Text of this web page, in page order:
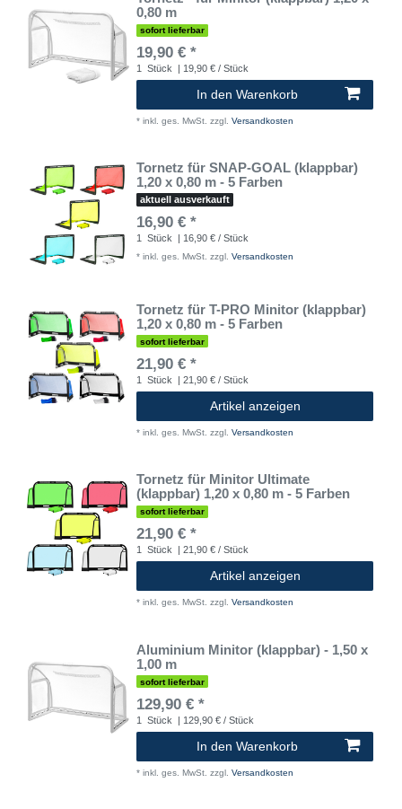
0,80 m
sofort lieferbar
19,90 € *
1 Stück | 19,90 € / Stück
In den Warenkorb
* inkl. ges. MwSt. zzgl. Versandkosten
Tornetz für SNAP-GOAL (klappbar)
1,20 x 0,80 m - 5 Farben
aktuell ausverkauft
16,90 € *
1 Stück | 16,90 € / Stück
* inkl. ges. MwSt. zzgl. Versandkosten
Tornetz für T-PRO Minitor (klappbar)
1,20 x 0,80 m - 5 Farben
sofort lieferbar
21,90 € *
1 Stück | 21,90 € / Stück
Artikel anzeigen
* inkl. ges. MwSt. zzgl. Versandkosten
Tornetz für Minitor Ultimate
(klappbar) 1,20 x 0,80 m - 5 Farben
sofort lieferbar
21,90 € *
1 Stück | 21,90 € / Stück
Artikel anzeigen
* inkl. ges. MwSt. zzgl. Versandkosten
Aluminium Minitor (klappbar) - 1,50 x
1,00 m
sofort lieferbar
129,90 € *
1 Stück | 129,90 € / Stück
In den Warenkorb
* inkl. ges. MwSt. zzgl. Versandkosten